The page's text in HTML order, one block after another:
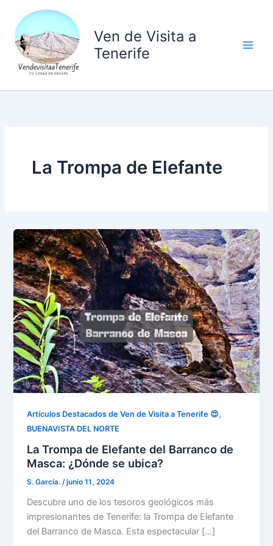
contenido
Ven de Visita a
Tenerife
La Trompa de Elefante
Artículos Destacados de Ven de Visita a Tenerife 😍,
BUENAVISTA DEL NORTE
La Trompa de Elefante del Barranco de
Masca: ¿Dónde se ubica?
S. García./junio 11, 2024
Descubre uno de los tesoros geológicos más
impresionantes de Tenerife: la Trompa de Elefante
del Barranco de Masca. Esta espectacular […]